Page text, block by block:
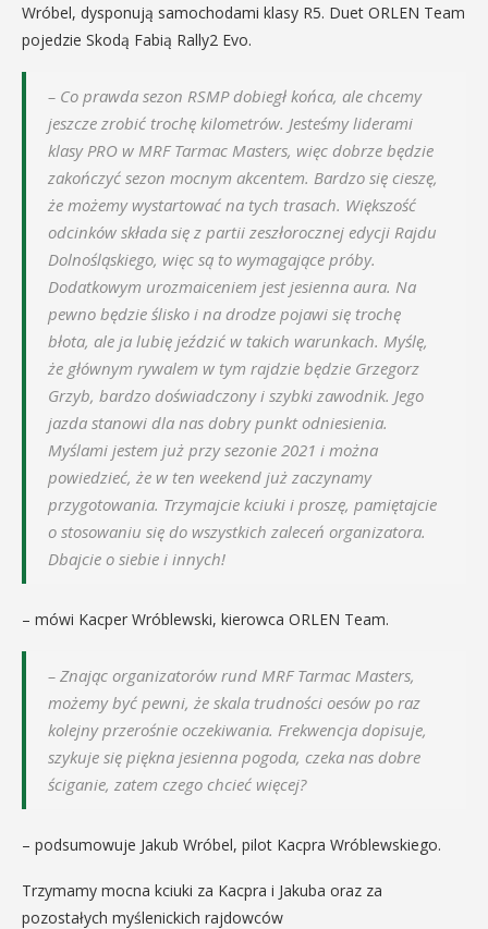
Wróbel, dysponują samochodami klasy R5. Duet ORLEN Team
pojedzie Skodą Fabią Rally2 Evo.
– Co prawda sezon RSMP dobiegł końca, ale chcemy
jeszcze zrobić trochę kilometrów. Jesteśmy liderami
klasy PRO w MRF Tarmac Masters, więc dobrze będzie
zakończyć sezon mocnym akcentem. Bardzo się cieszę,
że możemy wystartować na tych trasach. Większość
odcinków składa się z partii zeszłorocznej edycji Rajdu
Dolnośląskiego, więc są to wymagające próby.
Dodatkowym urozmaiceniem jest jesienna aura. Na
pewno będzie ślisko i na drodze pojawi się trochę
błota, ale ja lubię jeździć w takich warunkach. Myślę,
że głównym rywalem w tym rajdzie będzie Grzegorz
Grzyb, bardzo doświadczony i szybki zawodnik. Jego
jazda stanowi dla nas dobry punkt odniesienia.
Myślami jestem już przy sezonie 2021 i można
powiedzieć, że w ten weekend już zaczynamy
przygotowania. Trzymajcie kciuki i proszę, pamiętajcie
o stosowaniu się do wszystkich zaleceń organizatora.
Dbajcie o siebie i innych!
– mówi Kacper Wróblewski, kierowca ORLEN Team.
– Znając organizatorów rund MRF Tarmac Masters,
możemy być pewni, że skala trudności oesów po raz
kolejny przerośnie oczekiwania. Frekwencja dopisuje,
szykuje się piękna jesienna pogoda, czeka nas dobre
ściganie, zatem czego chcieć więcej?
– podsumowuje Jakub Wróbel, pilot Kacpra Wróblewskiego.
Trzymamy mocna kciuki za Kacpra i Jakuba oraz za
pozostałych myślenickich rajdowców